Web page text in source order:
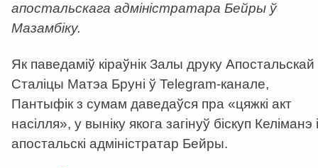
апостальскага адміністратара Бейры ў
Мазамбіку.
Як паведаміў кіраўнік Залы друку Апостальскай
Сталіцы Матэа Бруні ў Telegram-канале,
Пантыфік з сумам даведаўся пра «цяжкі акт
насілля», у выніку якога загінуў біскуп Келіманэ і
апостальскі адміністратар Бейры.